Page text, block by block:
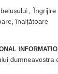
, Îngrijire
înalțǎtoare
dumneavostra